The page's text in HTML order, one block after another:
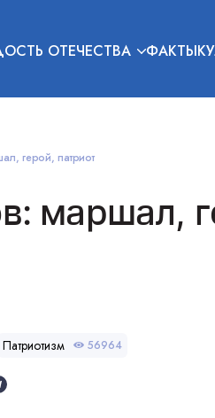
ОТЕЧЕСТВА ФАКТЫ
герой, патриот
маршал,
Патриотизм 56964